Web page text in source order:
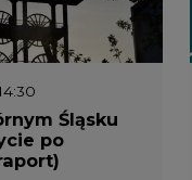
Śląsku
po